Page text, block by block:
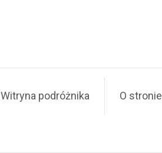
Witryna podróżnika O stronie